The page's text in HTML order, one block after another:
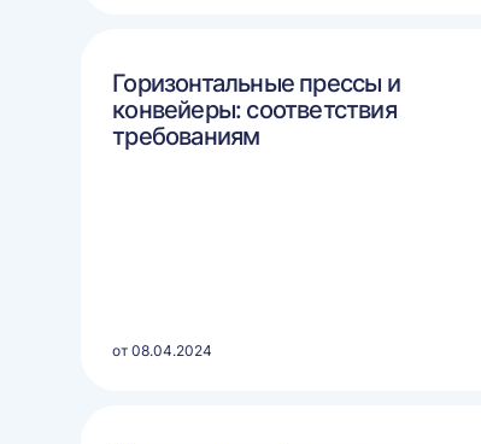
Горизонтальные прессы и
конвейеры: соответствия
требованиям
от 08.04.2024